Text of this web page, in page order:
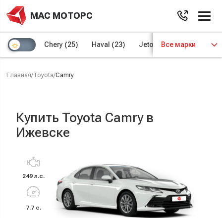
МАС МОТОРС
Chery (25) Haval (23) Jetour (8) Kaiyi (4)
Все марки
Главная/Toyota/Camry
Купить Toyota Camry в
Ижевске
249 л.с.
7.7 с.